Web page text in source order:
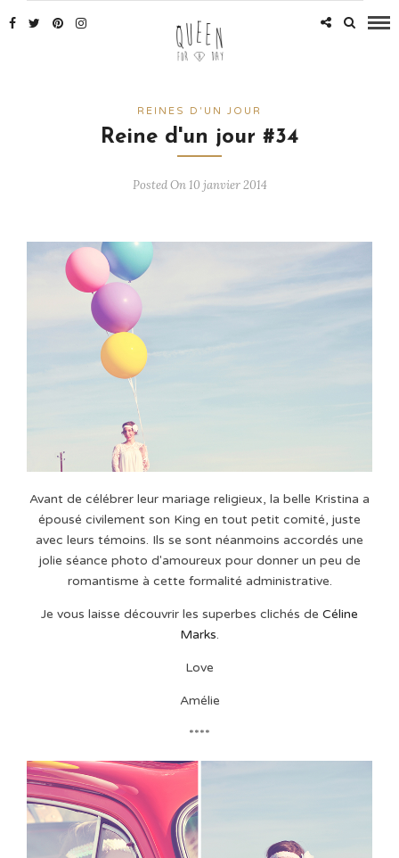
REINES D'UN JOUR
Reine d'un jour #34
Posted On 10 janvier 2014
Avant de célébrer leur mariage religieux, la belle Kristina a
épousé civilement son King en tout petit comité, juste
avec leurs témoins. Ils se sont néanmoins accordés une
jolie séance photo d'amoureux pour donner un peu de
romantisme à cette formalité administrative.
Je vous laisse découvrir les superbes clichés de Céline
Marks.
Love
Amélie
****